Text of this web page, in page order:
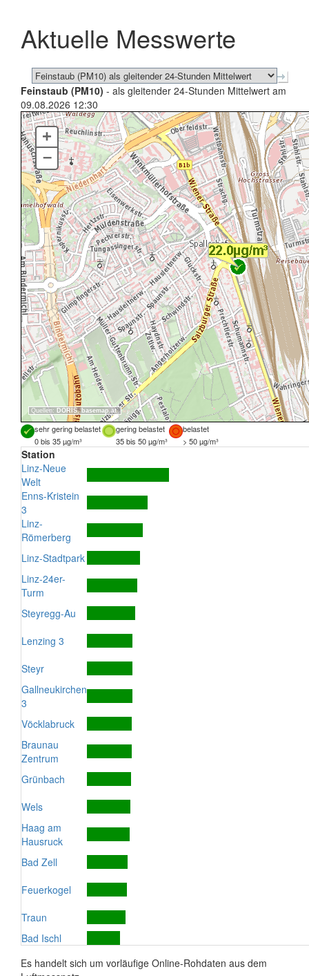
schließen
Aktuelle Messwerte
Feinstaub (PM10) - als gleitender 24-Stunden Mittelwert am
09.08.2026 12:30
Quellen: DORIS, basemap.at
+
–
sehr gering belastet gering belastet
belastet
0 bis 35 µg/m³
35 bis 50 µg/m³ > 50 µg/m³
Station
Linz-Neue
Welt
Enns-Kristein
3
Linz-
Römerberg
Linz-Stadtpark
Linz-24er-
Turm
Steyregg-Au
Lenzing 3
Steyr
Gallneukirchen
3
Vöcklabruck
Braunau
Zentrum
Grünbach
Wels
Haag am
Hausruck
Bad Zell
Feuerkogel
Traun
Bad Ischl
Es handelt sich um vorläufige Online-Rohdaten aus dem